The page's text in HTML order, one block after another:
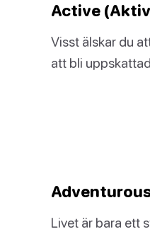
Active
Visst älskar du
att bli
Livet är bara ett